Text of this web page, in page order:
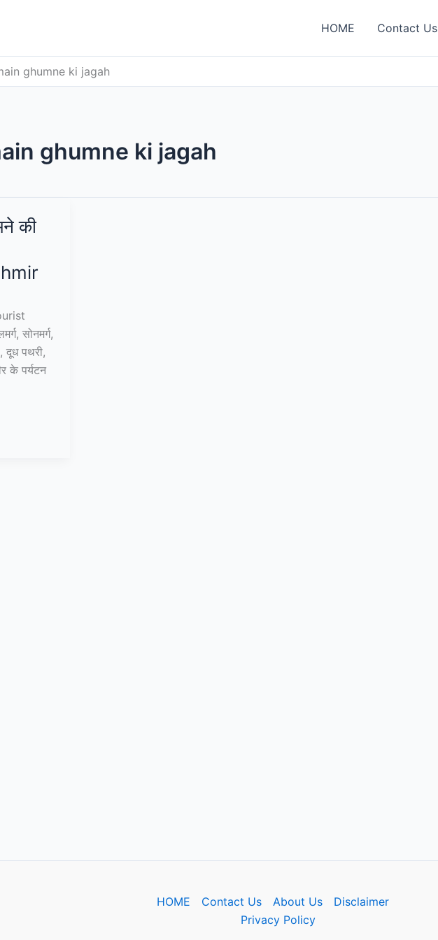
HOME Contact Us
ghumne ki jagah
ghumne ki jagah
की
सोनमर्ग,
दूध पथरी,
के पर्यटन
HOME Contact Us About Us
Disclaimer
Privacy Policy